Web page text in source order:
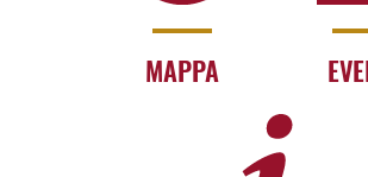
MAPPA